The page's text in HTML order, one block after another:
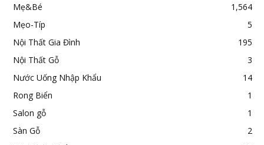
Mẹ&Bé
1,564
Mẹo-Típ
5
Nội Thất Gia Đình
195
Nội Thất Gỗ
3
Nước Uống Nhập Khẩu
14
Rong Biển
1
Salon gỗ
1
Sàn Gỗ
2